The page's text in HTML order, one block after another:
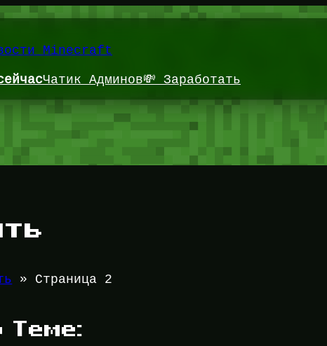
Minecraft
Чатик Админов💸 Заработать
» Страница 2
Теме: